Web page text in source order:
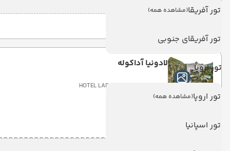
تور آفریقا(مشاهده همه)
تور آفریقای جنوبی
تور اروپا
تور اروپا(مشاهده همه)
تور اسپانیا
قیمت کودک بدون تخت (هرنفر)
لادونیا آداکوله
HOTEL LADONIA HOTEL ADAKULE
(ALL) 6 شب